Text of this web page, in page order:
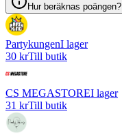
Hur beräknas poängen?
PartykungenI lager
30 krTill butik
CS MEGASTOREI lager
31 krTill butik